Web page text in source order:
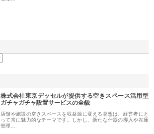
株式会社東京デッセルが提供する空きスペース活用型
ガチャガチャ設置サービスの全貌
店舗や施設の空きスペースを収益源に変える発想は、経営者にと
って常に魅力的なテーマです。しかし、新たな什器の導入や在庫
管理…